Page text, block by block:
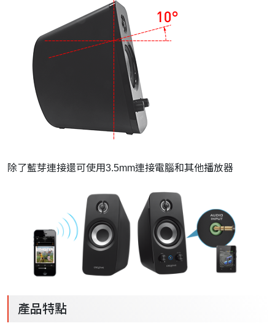
除了藍芽連接還可使用3.5mm連接電腦和其他播放器
產品特點